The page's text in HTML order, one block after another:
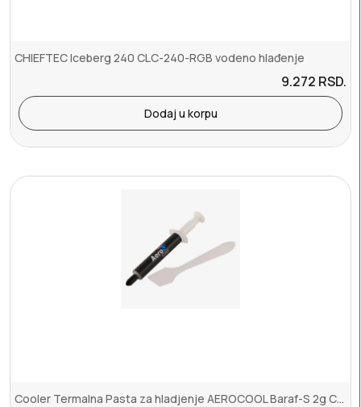
CHIEFTEC Iceberg 240 CLC-240-RGB vodeno hlađenje
9.272 RSD.
Dodaj u korpu
Cooler Termalna Pasta za hladjenje AEROCOOL Baraf-S 2g CTG-NA22210.01